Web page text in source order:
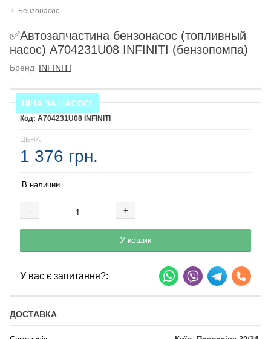
Бензонасос
✅Автозапчастина бензонасос (топливный
насос) A704231U08 INFINITI (бензопомпа)
Бренд INFINITI
ЦІНА ЗА НАСОС!
A704231U08 INFINITI
ЦЕНА
1 376 грн.
В наличии
- +
Добавляется...
У кошик
Добавлен
У вас є запитання?:
ДОСТАВКА